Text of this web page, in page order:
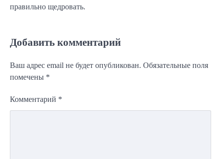
правильно щедровать.
Добавить комментарий
Ваш адрес email не будет опубликован. Обязательные поля
помечены *
Комментарий *